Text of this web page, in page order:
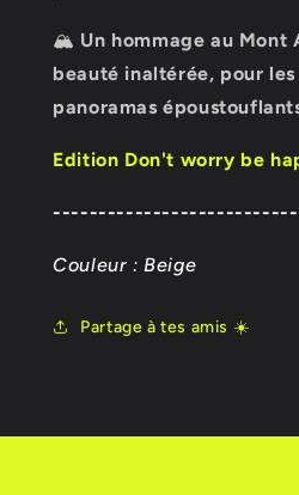
🏔️ Un hommage au
beauté inaltérée, pour
panoramas
Edition Don't worry be
Couleur : Beige
Partage à tes amis ☀️